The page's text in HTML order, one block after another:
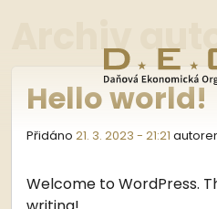
Archiv
Hello world!
Přidáno 21. 3. 2023 - 21:21
Welcome to WordPress.